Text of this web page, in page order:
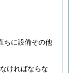
ちに設備その他
ければならな